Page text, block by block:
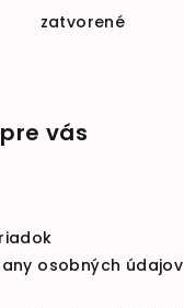
vás
osobných údajov